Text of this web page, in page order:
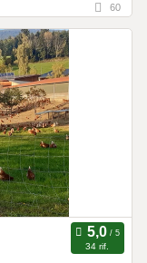
60
34 rif.